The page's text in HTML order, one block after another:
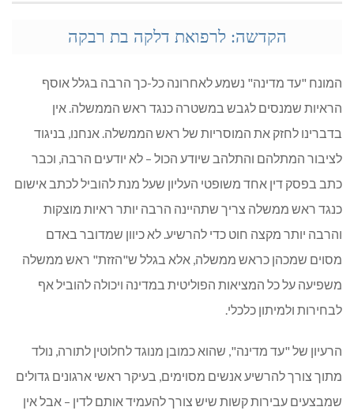
הקדשה: לרפואת דלקה בת רבקה
המונח "עד מדינה" נשמע לאחרונה כל-כך הרבה בגלל אוסף
הראיות שמנסים לגבש במשטרה כנגד ראש הממשלה. אין
בדברינו לחזק את המוסריות של ראש הממשלה. אנחנו, בניגוד
לציבור המתלהם והתלהב שיודע הכול – לא יודעים הרבה, וכבר
כתב בפסק דין אחד משופטי העליון שעל מנת להוביל לכתב אישום
כנגד ראש ממשלה צריך שתהיינה הרבה יותר ראיות מוצקות
והרבה יותר מקצה חוט כדי להרשיע. לא כיוון שמדובר באדם
מסוים שמכהן כראש ממשלה, אלא בגלל ש"הזזת" ראש ממשלה
משפיעה על כל המציאות הפוליטית במדינה ויכולה להוביל אף
לבחירות ולמיתון כלכלי.
הרעיון של "עד מדינה", שהוא כמובן מנוגד לחלוטין לתורה, נולד
מתוך צורך להרשיע אנשים מסוימים, בעיקר ראשי ארגונים גדולים
שמבצעים עבירות קשות שיש צורך להעמיד אותם לדין – אבל אין